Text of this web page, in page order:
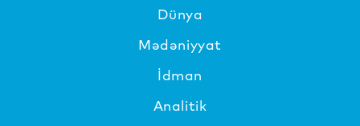
Dünya
Mədəniyyat
İdman
Analitik